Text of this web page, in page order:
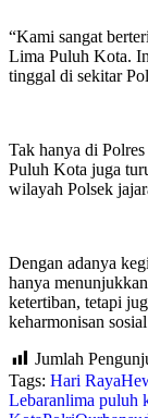
“Kami sangat
Lima Puluh Kota.
tinggal di sekitar
Tak hanya di
Puluh Kota juga
wilayah Polsek
Dengan adanya
hanya
ketertiban, tetapi
keharmonisan
Jumlah
Tags: Hari Raya
Lebaranlima puluh